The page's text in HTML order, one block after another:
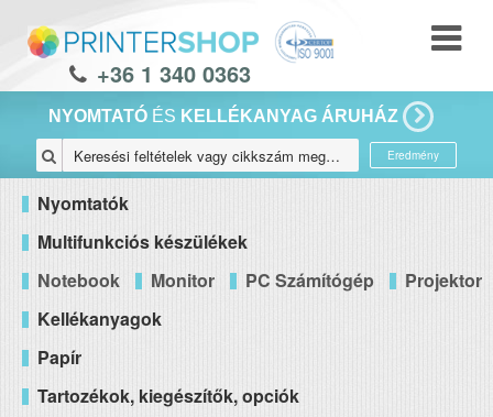
+36 1 340 0363
NYOMTATÓ ÉS KELLÉKANYAG ÁRUHÁZ
Eredmény
Nyomtatók
Multifunkciós készülékek
Notebook
Monitor PC Számítógép
Projektor
Kellékanyagok
Papír
Tartozékok, kiegészítők, opciók